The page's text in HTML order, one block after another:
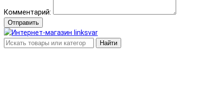
Комментарий:
Отправить
Найти